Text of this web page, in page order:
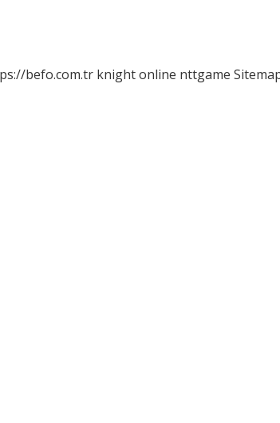
befo.com.tr knight online nttgame